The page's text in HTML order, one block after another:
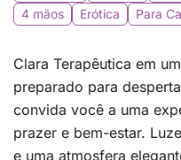
4 mãos
Erótica Para
Clara Terapêutica em
preparado para
convida você a uma
prazer e bem-estar.
e uma atmosfera